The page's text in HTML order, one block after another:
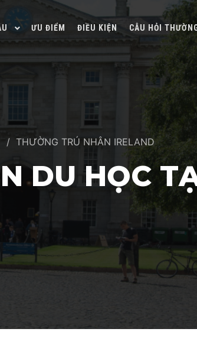
ƯU ĐIỂM ĐIỀU KIỆN CÂU HỎI
THƯỜNG TRÚ NHÂN IRELAND
DU HỌC